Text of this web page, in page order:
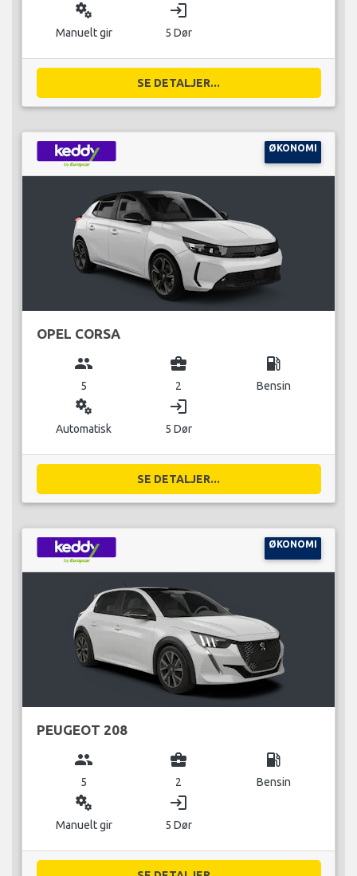
miscellaneous_services
Manuelt gir
login
5 Dør
SE DETALJER...
ØKONOMI
OPEL CORSA
group
5
business_center
2
local_gas_station
Bensin
miscellaneous_services
Automatisk
login
5 Dør
SE DETALJER...
ØKONOMI
PEUGEOT 208
group
5
business_center
2
local_gas_station
Bensin
miscellaneous_services
Manuelt gir
login
5 Dør